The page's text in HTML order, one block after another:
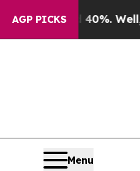
AGP PICKS
40%. Well, it Didn’t
Menu